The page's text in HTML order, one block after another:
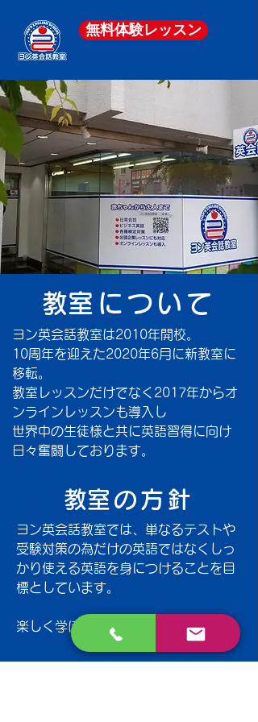
無料体験レッスン
​教室について
ヨン英会話教室は2010年開校。
10周年を迎えた2020年6月に新教室に
移転。
教室レッスンだけでなく2017年からオ
ンラインレッスンも導入し
世界中の生徒様と共に英語習得に向け
日々奮闘しております。
​教室の方針
ヨン英会話教室では、単なるテストや
受験対策の為だけの英語ではなくしっ
かり使える英語を身につけることを目
標としています。
楽しく学ぼう！！いっぱい話そう！！